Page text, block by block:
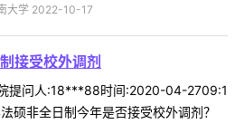
大学 2022-10-17
接受校外调剂
提问人:18***88时间:2020-04-2709:1
硕非全日制今年是否接受校外调剂？